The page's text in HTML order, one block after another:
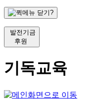
발전기금
후원
기독교육